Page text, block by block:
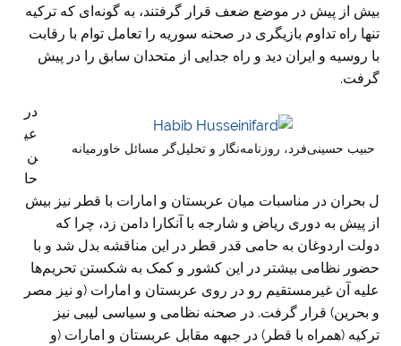
بیش از پیش در موضع ضعف قرار گرفتند، به گونه‌ای که ترکیه
تنها راه تداوم بازیگری در صحنه سوریه را تعامل توام با رقابت
با روسیه و ایران دید و راه جدایی از متحدان سابق را در پیش
گرفت.
حبیب حسینی‌فرد، روزنامه‌نگار و تحلیل‌گر مسائل خاورمیانه
در
عی
ن
حا
ل بحران در مناسبات میان عربستان و امارات با قطر نیز بیش
از پیش به دوری ریاض و شارجه با آنکارا دامن زد، چرا که
دولت اردوغان به حامی قدر قطر در این مناقشه بدل شد و با
حضور نظامی بیشتر در این کشور و کمک به شکستن تحریم‌ها
علیه آن غیرمستقیم رو در روی عربستان و امارات (و نیز مصر
و بحرین) قرار گرفت. در صحنه نظامی و سیاسی لیبی نیز
ترکیه (همراه با قطر) در جبهه مقابل عربستان و امارات (و